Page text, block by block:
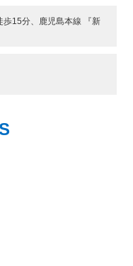
歩15分、鹿児島本線 『新